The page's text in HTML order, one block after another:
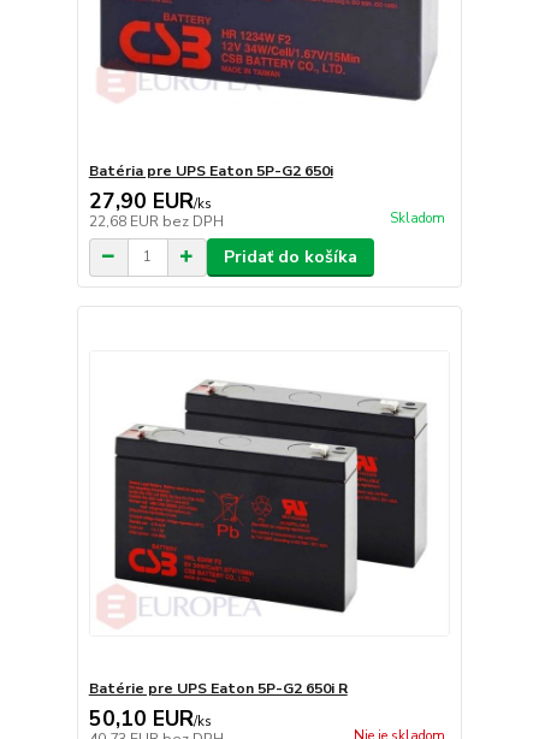
Batéria pre UPS Eaton 5P-G2 650i
27,90 EUR/ks
22,68 EUR bez DPH Skladom
Pridať do košíka
Batérie pre UPS Eaton 5P-G2 650i R
50,10 EUR/ks